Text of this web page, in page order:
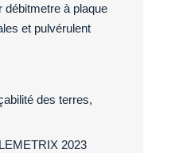
débitmetre à plaque
et pulvérulent
des terres,
2023